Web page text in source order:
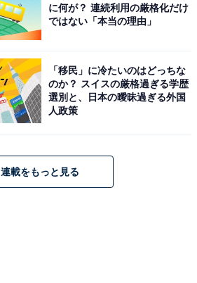
に何が？ 連続利用の厳格化だけ
ではない「本当の理由」
「移民」に冷たいのはどっちな
のか？ スイスの厳格過ぎる学歴
選別と、日本の曖昧過ぎる外国
人政策
連載をもっと見る